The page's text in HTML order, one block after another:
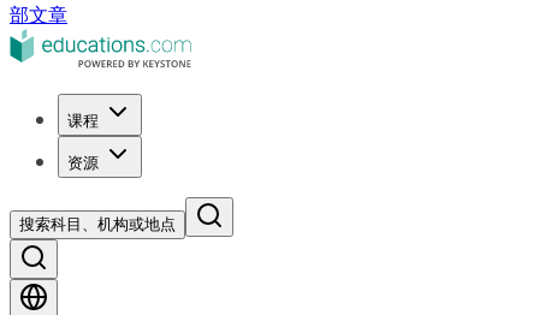
部文章
课程
资源
搜索科目、机构或地点